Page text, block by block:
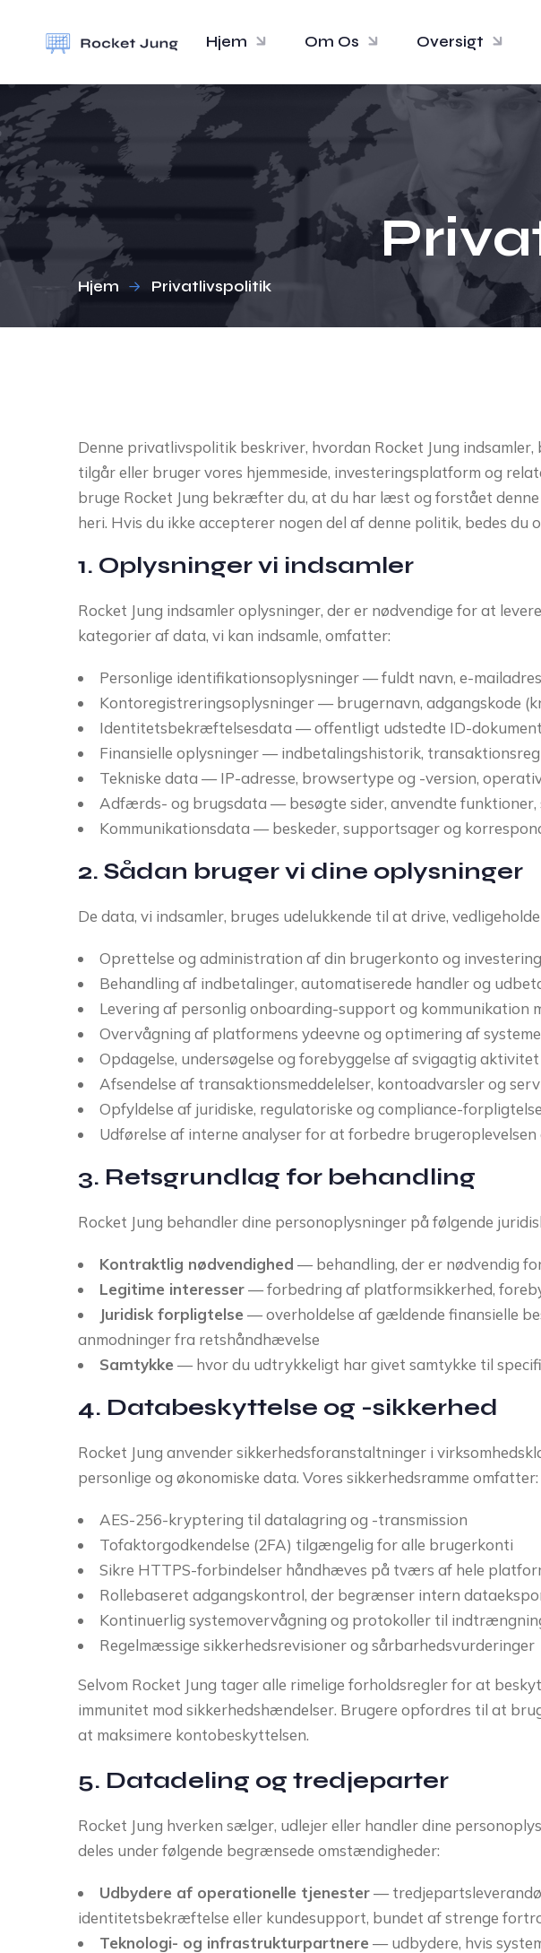
Hjem Om Os Oversigt
Hjem Privatlivspolitik
Denne privatlivspolitik beskriver, hvordan Rocket Jung
tilgår eller bruger vores hjemmeside, investeringsplatform og
bruge Rocket Jung bekræfter du, at du har læst og forstået
heri. Hvis du ikke accepterer nogen del af denne politik, bedes
1. Oplysninger vi indsamler
Rocket Jung indsamler oplysninger, der er nødvendige for at
kategorier af data, vi kan indsamle, omfatter:
Personlige identifikationsoplysninger — fuldt navn, e-
Kontoregistreringsoplysninger — brugernavn, adgangskode
Identitetsbekræftelsesdata — offentligt udstedte ID-
Finansielle oplysninger — indbetalingshistorik,
Tekniske data — IP-adresse, browsertype og -version,
Adfærds- og brugsdata — besøgte sider, anvendte
Kommunikationsdata — beskeder, supportsager og
2. Sådan bruger vi dine oplysninger
De data, vi indsamler, bruges udelukkende til at drive,
Oprettelse og administration af din brugerkonto og
Behandling af indbetalinger, automatiserede handler og
Levering af personlig onboarding-support og kommunikation
Overvågning af platformens ydeevne og optimering af
Opdagelse, undersøgelse og forebyggelse af svigagtig
Afsendelse af transaktionsmeddelelser, kontoadvarsler og
Opfyldelse af juridiske, regulatoriske og compliance-
Udførelse af interne analyser for at forbedre
3. Retsgrundlag for behandling
Rocket Jung behandler dine personoplysninger på følgende
Kontraktlig nødvendighed — behandling, der er nødvendig
Legitime interesser— forbedring af platformsikkerhed,
Juridisk forpligtelse — overholdelse af gældende finansielle
anmodninger fra retshåndhævelse
Samtykke — hvor du udtrykkeligt har givet samtykke til
4. Databeskyttelse og -sikkerhed
Rocket Jung anvender sikkerhedsforanstaltninger i
personlige og økonomiske data. Vores sikkerhedsramme omfatter:
AES-256-kryptering til datalagring og -transmission
Tofaktorgodkendelse (2FA) tilgængelig for alle brugerkonti
Sikre HTTPS-forbindelser håndhæves på tværs af hele
Rollebaseret adgangskontrol, der begrænser intern
Kontinuerlig systemovervågning og protokoller til
Regelmæssige sikkerhedsrevisioner og sårbarhedsvurderinger
Selvom Rocket Jung tager alle rimelige forholdsregler for at
immunitet mod sikkerhedshændelser. Brugere opfordres til at
at maksimere kontobeskyttelsen.
5. Datadeling og tredjeparter
Rocket Jung hverken sælger, udlejer eller handler dine
deles under følgende begrænsede omstændigheder:
Udbydere af operationelle tjenester—
identitetsbekræftelse eller kundesupport, bundet af strenge
Teknologi- og infrastrukturpartnere — udbydere, hvis